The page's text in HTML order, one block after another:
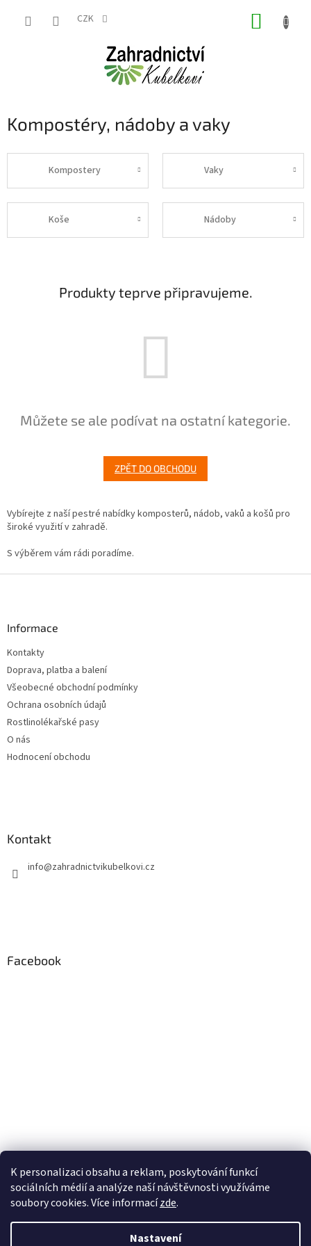
K personalizaci obsahu a reklam, poskytování funkcí
sociálních médií a analýze naší návštěvnosti využíváme
soubory cookies. Více informacízde.
Nastavení
CZK
Kompostéry, nádoby a vaky
Kompostery Vaky
Koše Nádoby
Produkty teprve připravujeme.
Můžete se ale podívat na ostatní kategorie.
ZPĚT DO OBCHODU
Vybírejte z naší pestré nabídky komposterů, nádob, vaků a košů pro
široké využití v zahradě.
S výběrem vám rádi poradíme.
Informace
Kontakty
Doprava, platba a balení
Všeobecné obchodní podmínky
Ochrana osobních údajů
Rostlinolékařské pasy
O nás
Hodnocení obchodu
Kontakt
info@zahradnictvikubelkovi.cz
Facebook